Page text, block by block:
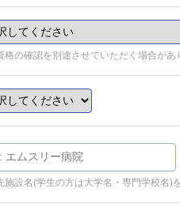
格の確認を別途させていただく場合があ
施設名(学生の方は大学名・専門学校名)